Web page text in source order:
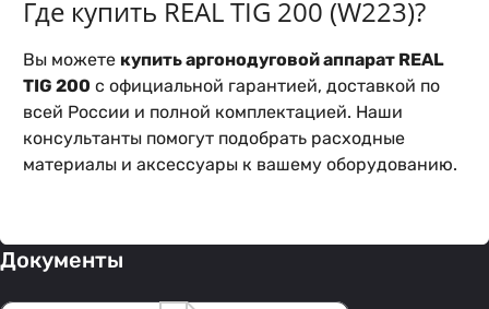
Где купить REAL TIG 200 (W223)?
Вы можете купить аргонодуговой аппарат REAL
TIG 200 с официальной гарантией, доставкой по
всей России и полной комплектацией. Наши
консультанты помогут подобрать расходные
материалы и аксессуары к вашему оборудованию.
Документы